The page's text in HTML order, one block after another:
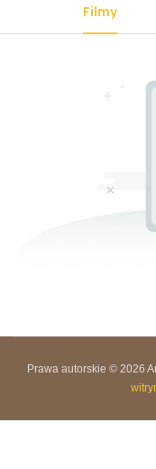
Filmy
Prawa autorskie © 2026